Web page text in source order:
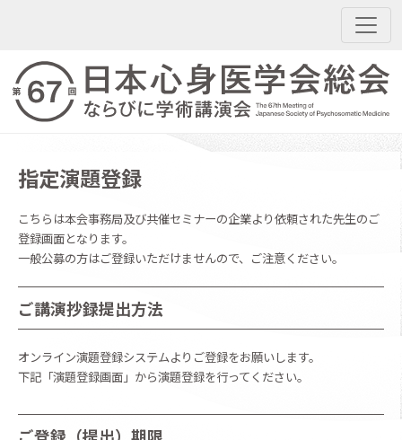
指定演題登録
こちらは本会事務局及び共催セミナーの企業より依頼された先生のご
登録画面となります。
一般公募の方はご登録いただけませんので、ご注意ください。
ご講演抄録提出方法
オンライン演題登録システムよりご登録をお願いします。
下記「演題登録画面」から演題登録を行ってください。